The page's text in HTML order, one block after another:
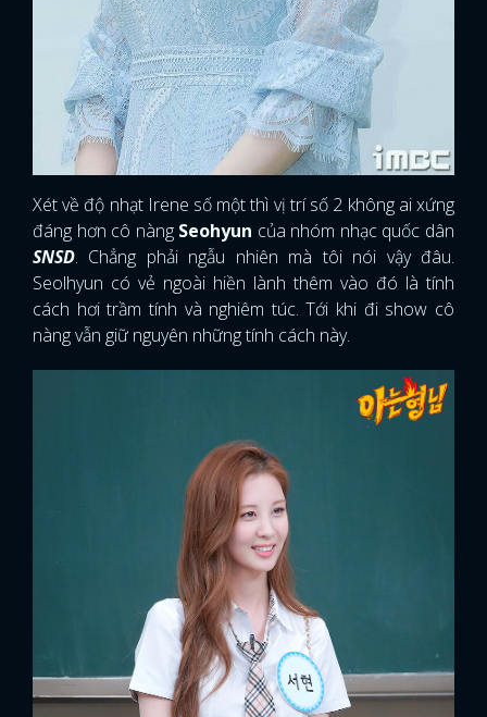
Xét về độ nhạt Irene số một thì vị trí số 2 không ai xứng
đáng hơn cô nàng Seohyun của nhóm nhạc quốc dân
SNSD. Chẳng phải ngẫu nhiên mà tôi nói vậy đâu.
Seolhyun có vẻ ngoài hiền lành thêm vào đó là tính
cách hơi trầm tính và nghiêm túc. Tới khi đi show cô
nàng vẫn giữ nguyên những tính cách này.